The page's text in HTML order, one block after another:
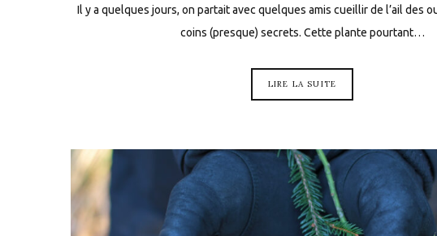
Il y a quelques jours, on partait avec quelques amis cueillir de l’ail des
coins (presque) secrets. Cette plante pourtant…
LIRE LA SUITE